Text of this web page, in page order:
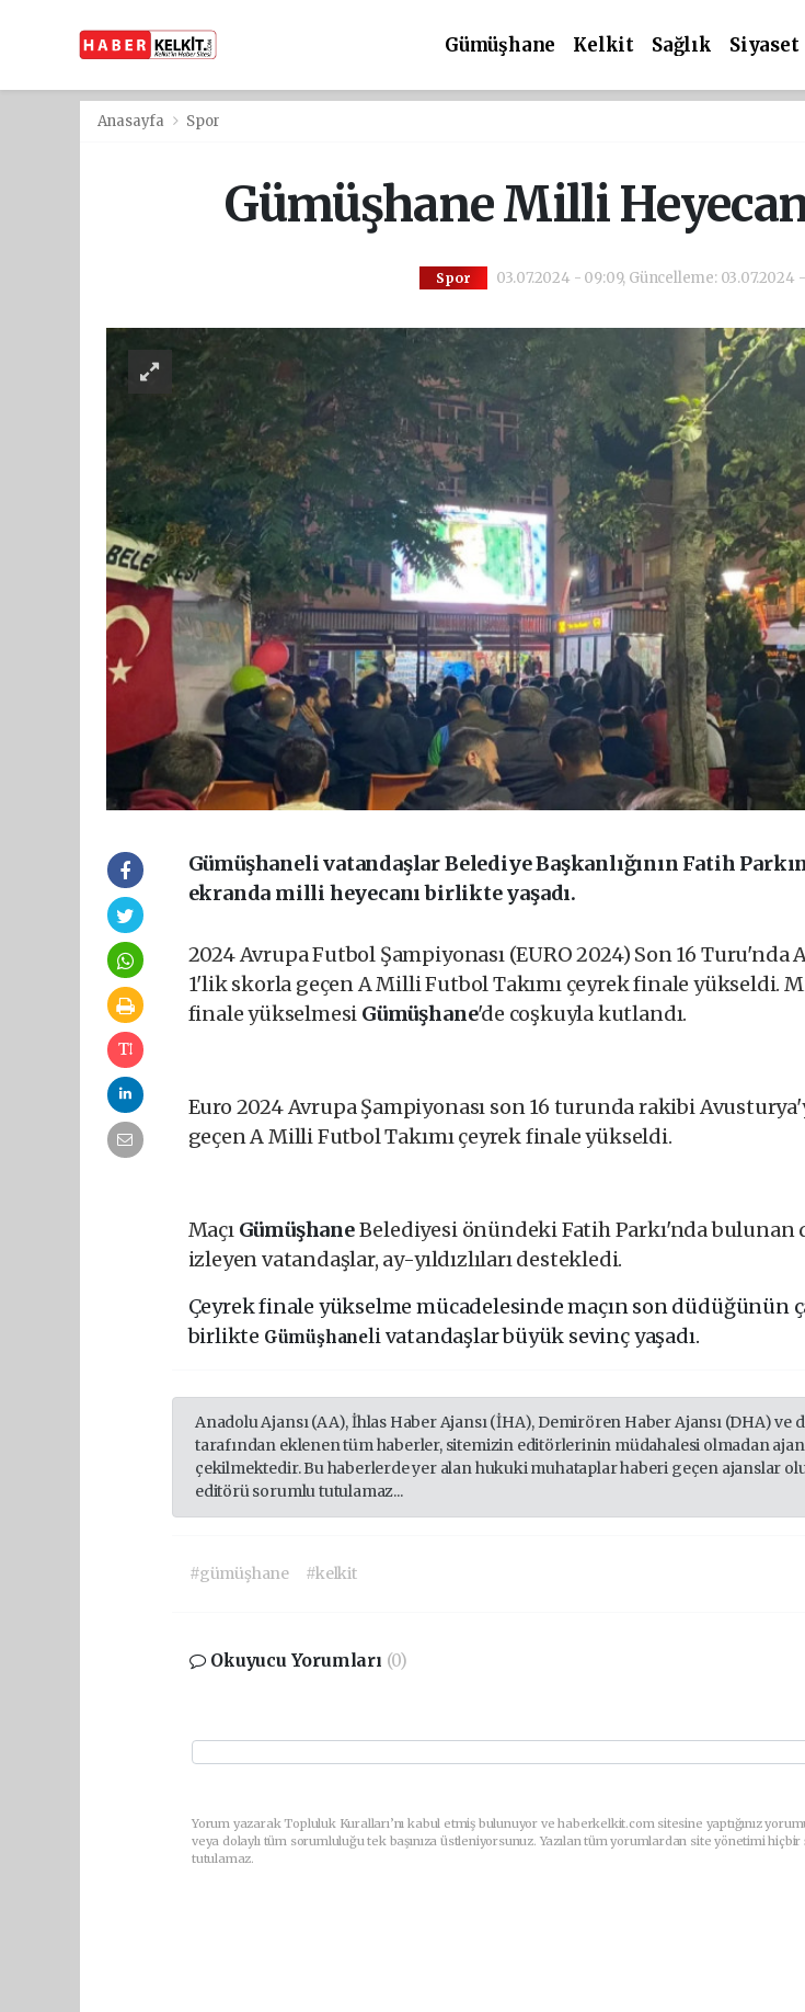
Gümüşhane Kelkit Sağlık Siyaset
Anasayfa Spor
Gümüşhane Milli
Spor 03.07.2024 - 09:09, Güncelleme: 03.07.2024 -
Gümüşhaneli vatandaşlar Belediye Başkanlığının Fatih
ekranda milli heyecanı birlikte yaşadı.
2024 Avrupa Futbol Şampiyonası (EURO 2024) Son 16 Turu'nda
1'lik skorla geçen A Milli Futbol Takımı çeyrek finale yükseldi.
finale yükselmesi Gümüşhane'de coşkuyla kutlandı.
Euro 2024 Avrupa Şampiyonası son 16 turunda rakibi
geçen A Milli Futbol Takımı çeyrek finale yükseldi.
Maçı GümüşhaneBelediyesi önündeki Fatih Parkı'nda bulunan
izleyen vatandaşlar, ay-yıldızlıları destekledi.
Çeyrek finale yükselme mücadelesinde maçın son düdüğünün
birlikte Gümüşhaneli vatandaşlar büyük sevinç yaşadı.
Anadolu Ajansı (AA), İhlas Haber Ajansı (İHA), Demirören Haber Ajansı (DHA) ve
tarafından eklenen tüm haberler, sitemizin editörlerinin müdahalesi olmadan
çekilmektedir. Bu haberlerde yer alan hukuki muhataplar haberi geçen ajanslar
editörü sorumlu tutulamaz...
#gümüşhane #kelkit
Okuyucu Yorumları (0)
Yorum yazarak Topluluk Kuralları’nı kabul etmiş bulunuyor ve haberkelkit.com sitesine yaptığınız
veya dolaylı tüm sorumluluğu tek başınıza üstleniyorsunuz. Yazılan tüm yorumlardan site yönetimi
tutulamaz.